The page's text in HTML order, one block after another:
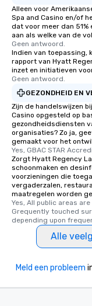
Alleen voor
Spa and Casino en/of
dat voor meer dan
aan als welke van de
Geen antwoord.
Indien van toepassing,
rapport van Hyatt
inzet en initiatieven
Geen antwoord.
GEZONDHEID EN
Zijn de handelswijzen
Casino opgesteld op
gezondheidsdiensten
organisaties? Zo ja,
gemaakt voor het
Yes, GBAC STAR
Zorgt Hyatt Regency
schoonmaken en
voorzieningen die
vergaderzalen,
maatregelen worden
Yes, All public areas
Grequently touched
depending upon
Alle
Meld een probleem